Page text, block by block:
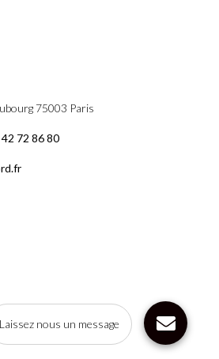
Laissez nous un message
75003 Paris
72 86 80